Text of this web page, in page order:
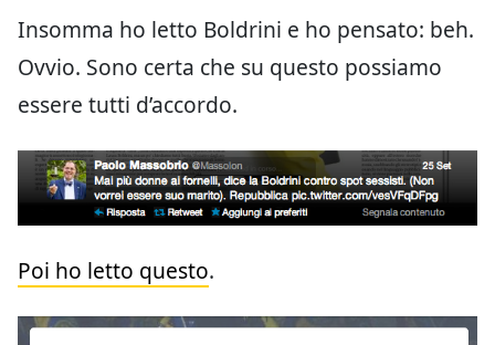
Insomma ho letto Boldrini e ho pensato: beh.
Ovvio. Sono certa che su questo possiamo
essere tutti d’accordo.
Poi ho letto questo.